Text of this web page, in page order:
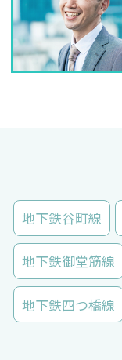
地下鉄谷町線
地下鉄御堂筋線
地下鉄四つ橋線